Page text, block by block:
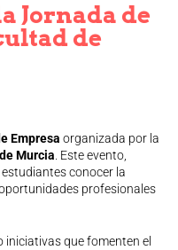
Jornada de
de
Empresa organizada por la
Murcia . Este evento,
conocer la
profesionales
iniciativas que fomenten el